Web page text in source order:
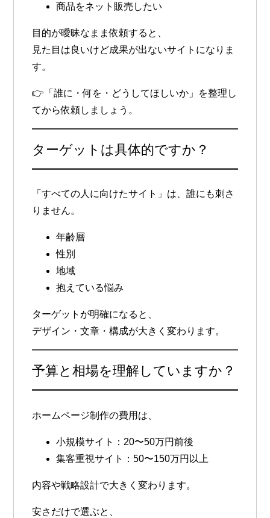
商品をネット販売したい
目的が曖昧なまま依頼すると、
見た目は良いけど成果が出ないサイト になりま
す。
👉「誰に・何を・どうしてほしいか」を整理し
てから依頼しましょう。
ターゲットは具体的ですか？
「すべての人に向けたサイト」は、誰にも刺さ
りません。
年齢層
性別
地域
抱えている悩み
ターゲットが明確になると、
デザイン・文章・構成が大きく変わります。
予算と相場を理解していますか？
ホームページ制作の費用は、
小規模サイト：20〜50万円前後
集客重視サイト：50〜150万円以上
内容や戦略設計で大きく変わります。
安さだけで選ぶと、